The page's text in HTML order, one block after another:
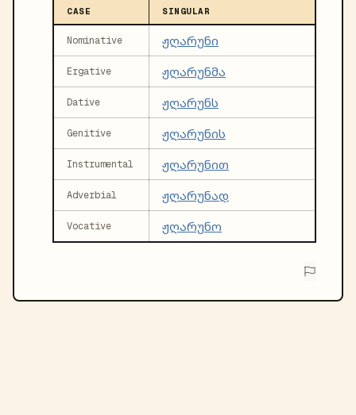
CASE SINGULAR
Nominative ჟღარუნი
Ergative ჟღარუნმა
Dative ჟღარუნს
Genitive ჟღარუნის
Instrumental ჟღარუნით
Adverbial ჟღარუნად
Vocative ჟღარუნო